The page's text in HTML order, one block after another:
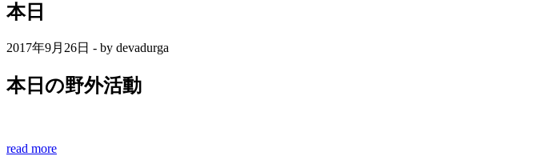
本日
2017年9月26日 - by devadurga
本日の野外活動
read more